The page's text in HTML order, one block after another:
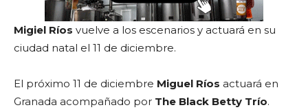
Migiel Ríos vuelve a los escenarios y actuará en su
ciudad natal el 11 de diciembre.
El próximo 11 de diciembre Miguel Ríos actuará en
Granada acompañado por The Black Betty Trío.